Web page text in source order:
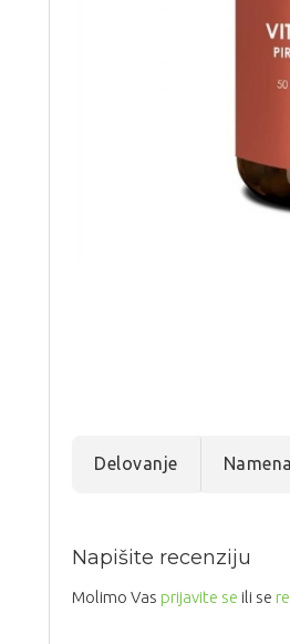
Delovanje Namena
Napišite recenziju
Molimo Vas prijavite se ili se